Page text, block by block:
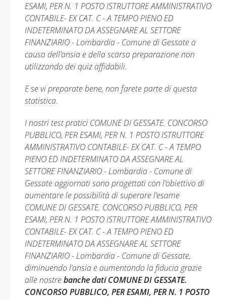
ESAMI, PER N. 1 POSTO ISTRUTTORE AMMINISTRATIVO
CONTABILE- EX CAT. C - A TEMPO PIENO ED
INDETERMINATO DA ASSEGNARE AL SETTORE
FINANZIARIO - Lombardia - Comune di Gessate a
causa dell’ansia e della scarsa preparazione non
utilizzando dei quiz affidabili.
E se vi preparate bene, non farete parte di questa
statistica.
I nostri test pratici COMUNE DI GESSATE. CONCORSO
PUBBLICO, PER ESAMI, PER N. 1 POSTO ISTRUTTORE
AMMINISTRATIVO CONTABILE- EX CAT. C - A TEMPO
PIENO ED INDETERMINATO DA ASSEGNARE AL
SETTORE FINANZIARIO - Lombardia - Comune di
Gessate aggiornati sono progettati con l’obiettivo di
aumentare le possibilità di superare l’esame
COMUNE DI GESSATE. CONCORSO PUBBLICO, PER
ESAMI, PER N. 1 POSTO ISTRUTTORE AMMINISTRATIVO
CONTABILE- EX CAT. C - A TEMPO PIENO ED
INDETERMINATO DA ASSEGNARE AL SETTORE
FINANZIARIO - Lombardia - Comune di Gessate,
diminuendo l’ansia e aumentando la fiducia grazie
alle nostrebanche dati COMUNE DI GESSATE.
CONCORSO PUBBLICO, PER ESAMI, PER N. 1 POSTO